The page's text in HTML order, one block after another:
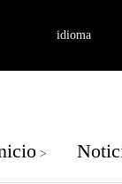
idioma
la
>